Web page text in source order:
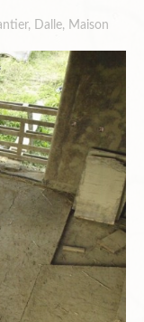
à venir.
, Dalle, Maison